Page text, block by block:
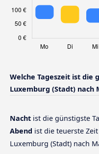
Welche Tageszeit ist die
Luxemburg (Stadt) nach
Nacht ist die günstigste
Abend ist die teuerste
Luxemburg (Stadt) nach